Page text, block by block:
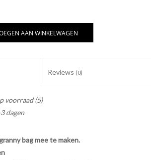
AAN WINKELWAGEN
Reviews (0)
voorraad(5)
dagen
bag mee te maken.